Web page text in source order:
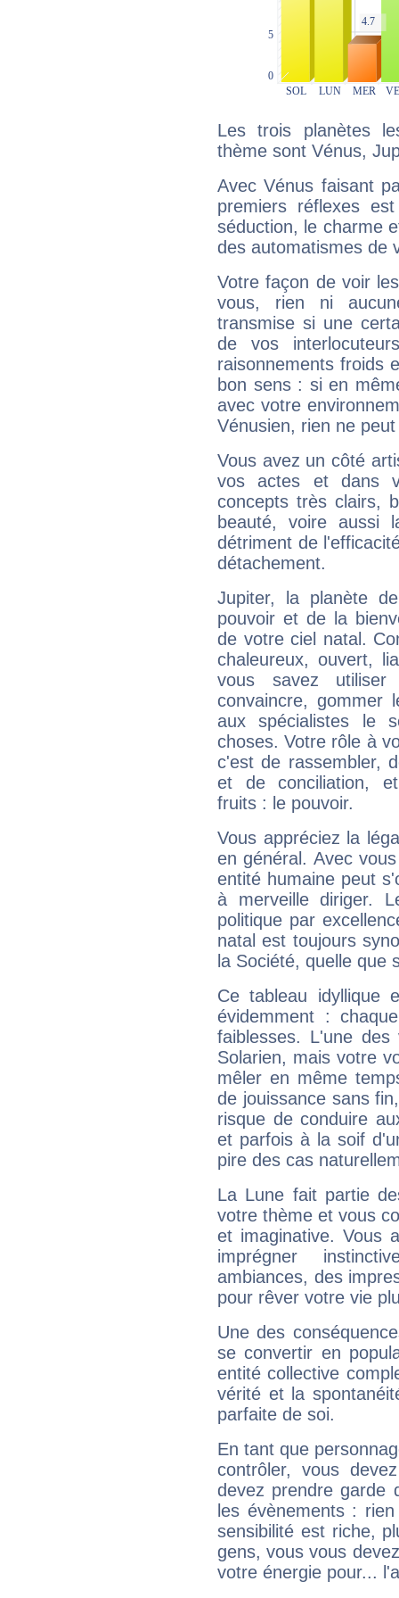
Les trois planètes
thème sont Vénus,
Avec Vénus faisant
premiers réflexes
séduction, le charme
des automatismes de
Votre façon de voir
vous, rien ni
transmise si une
de vos
raisonnements froids
bon sens : si en
avec votre
Vénusien, rien ne
Vous avez un côté
vos actes et dans
concepts très clairs,
beauté, voire aussi
détriment de
détachement.
Jupiter, la planète
pouvoir et de la
de votre ciel natal.
chaleureux, ouvert,
vous savez
convaincre, gommer
aux spécialistes le
choses. Votre rôle à
c'est de rassembler,
et de conciliation,
fruits : le pouvoir.
Vous appréciez la
en général. Avec
entité humaine peut
à merveille diriger.
politique par
natal est toujours
la Société, quelle que
Ce tableau idyllique
évidemment :
faiblesses. L'une
Solarien, mais votre
mêler en même
de jouissance sans
risque de conduire
et parfois à la soif
pire des cas
La Lune fait partie
votre thème et vous
et imaginative. Vous
imprégner
ambiances, des
pour rêver votre vie
Une des
se convertir en
entité collective
vérité et la
parfaite de soi.
En tant que
contrôler, vous
devez prendre garde
les évènements :
sensibilité est riche,
gens, vous vous
votre énergie pour...